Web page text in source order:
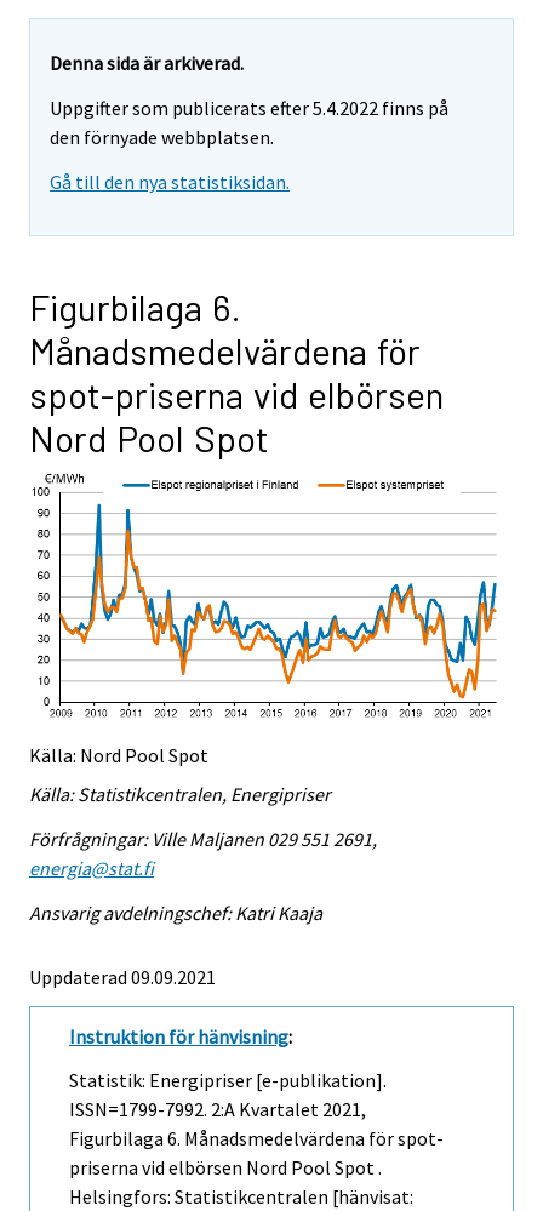
Denna sida är arkiverad.
Uppgifter som publicerats efter 5.4.2022 finns på
den förnyade webbplatsen.
Gå till den nya statistiksidan.
Figurbilaga 6.
Månadsmedelvärdena för
spot-priserna vid elbörsen
Nord Pool Spot
Källa: Nord Pool Spot
Källa: Statistikcentralen, Energipriser
Förfrågningar: Ville Maljanen 029 551 2691,
energia@stat.fi
Ansvarig avdelningschef: Katri Kaaja
Uppdaterad 09.09.2021
Instruktion för hänvisning:
Statistik: Energipriser [e-publikation].
ISSN=1799-7992. 2:a Kvartalet 2021,
Figurbilaga 6. Månadsmedelvärdena för spot-
priserna vid elbörsen Nord Pool Spot .
Helsingfors: Statistikcentralen [hänvisat: